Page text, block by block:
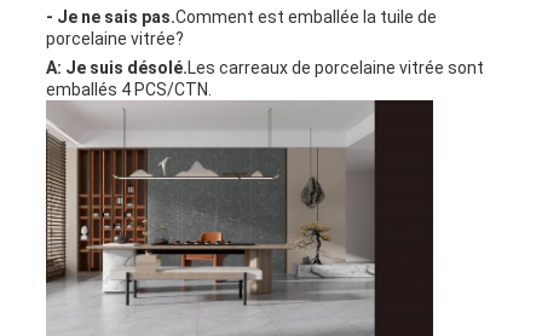
- Je ne sais pas.Comment est emballée la tuile de
porcelaine vitrée?
A: Je suis désolé.Les carreaux de porcelaine vitrée sont
emballés 4 PCS/CTN.